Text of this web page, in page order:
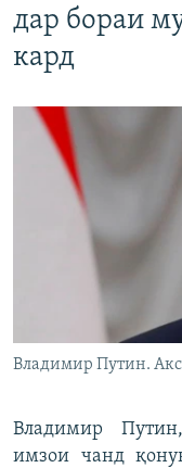
дар бораи
кард
Владимир Путин. Акс
Владимир
имзои чанд